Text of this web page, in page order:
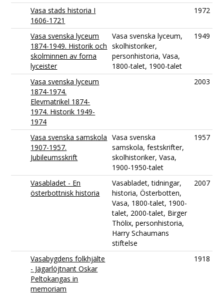
Vasa stads historia I
1606-1721
1972
Vasa svenska lyceum
1874-1949. Historik och
skolminnen av forna
lyceister
Vasa svenska lyceum,
skolhistoriker,
personhistoria, Vasa,
1800-talet, 1900-talet
1949
Vasa svenska lyceum
1874-1974.
Elevmatrikel 1874-
1974. Historik 1949-
1974
2003
Vasa svenska samskola
1907-1957.
Jubileumsskrift
Vasa svenska
samskola, festskrifter,
skolhistoriker, Vasa,
1900-1950-talet
1957
Vasabladet - En
österbottnisk historia
Vasabladet, tidningar,
historia, Österbotten,
Vasa, 1800-talet, 1900-
talet, 2000-talet, Birger
Thölix, personhistoria,
Harry Schaumans
stiftelse
2007
Vasabygdens folkhjälte
- Jägarlöjtnant Oskar
Peltokangas in
memoriam
1918